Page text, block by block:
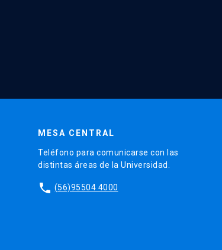
MESA CENTRAL
Teléfono para comunicarse con las
distintas áreas de la Universidad.
phone (56)95504 4000